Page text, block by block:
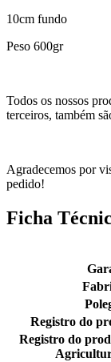
10cm fundo
Peso 600gr
Todos os nossos
terceiros, também
Agradecemos por
pedido!
Ficha
Registro do
Registro do